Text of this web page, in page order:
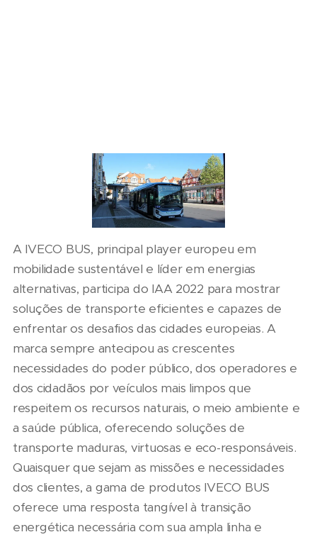
A IVECO BUS, principal player europeu em
mobilidade sustentável e líder em energias
alternativas, participa do IAA 2022 para mostrar
soluções de transporte eficientes e capazes de
enfrentar os desafios das cidades europeias. A
marca sempre antecipou as crescentes
necessidades do poder público, dos operadores e
dos cidadãos por veículos mais limpos que
respeitem os recursos naturais, o meio ambiente e
a saúde pública, oferecendo soluções de
transporte maduras, virtuosas e eco-responsáveis.
Quaisquer que sejam as missões e necessidades
dos clientes, a gama de produtos IVECO BUS
oferece uma resposta tangível à transição
energética necessária com sua ampla linha e